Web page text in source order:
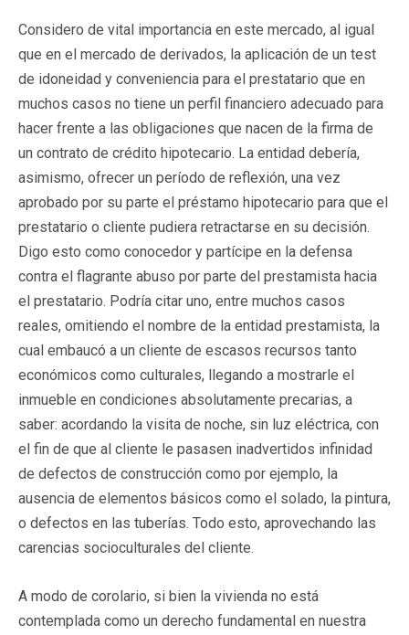
Considero de vital importancia en este mercado, al igual
que en el mercado de derivados, la aplicación de un test
de idoneidad y conveniencia para el prestatario que en
muchos casos no tiene un perfil financiero adecuado para
hacer frente a las obligaciones que nacen de la firma de
un contrato de crédito hipotecario. La entidad debería,
asimismo, ofrecer un período de reflexión, una vez
aprobado por su parte el préstamo hipotecario para que el
prestatario o cliente pudiera retractarse en su decisión.
Digo esto como conocedor y partícipe en la defensa
contra el flagrante abuso por parte del prestamista hacia
el prestatario. Podría citar uno, entre muchos casos
reales, omitiendo el nombre de la entidad prestamista, la
cual embaucó a un cliente de escasos recursos tanto
económicos como culturales, llegando a mostrarle el
inmueble en condiciones absolutamente precarias, a
saber: acordando la visita de noche, sin luz eléctrica, con
el fin de que al cliente le pasasen inadvertidos infinidad
de defectos de construcción como por ejemplo, la
ausencia de elementos básicos como el solado, la pintura,
o defectos en las tuberías. Todo esto, aprovechando las
carencias socioculturales del cliente.
A modo de corolario, si bien la vivienda no está
contemplada como un derecho fundamental en nuestra